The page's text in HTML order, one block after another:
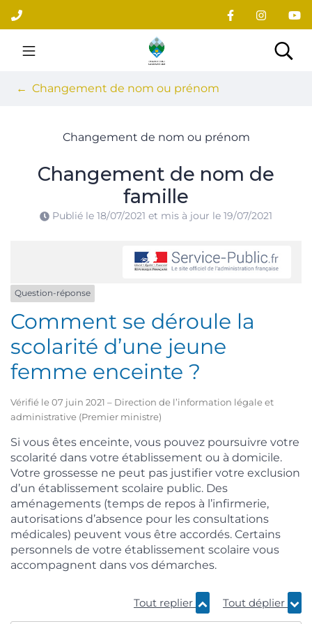
Aller
au
contenu
Site officiel du village
Changement de nom ou prénom
Changement de nom ou prénom
Changement de nom de
famille
Publié le 18/07/2021 et mis à jour le 19/07/2021
Question-réponse
Comment se déroule la
scolarité d’une jeune
femme enceinte ?
Vérifié le 07 juin 2021 – Direction de l’information légale et
administrative (Premier ministre)
Si vous êtes enceinte, vous pouvez poursuivre votre
scolarité dans votre établissement ou à domicile.
Votre grossesse ne peut pas justifier votre exclusion
d’un établissement scolaire public. Des
aménagements (temps de repos à l’infirmerie,
autorisations d’absence pour les consultations
médicales) peuvent vous être accordés. Certains
personnels de votre établissement scolaire vous
accompagnent dans vos démarches.
Tout replier Tout déplier